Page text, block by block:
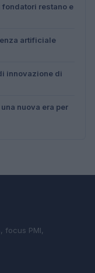
restano e
artificiale
innovazione di
nuova era per
focus PMI,